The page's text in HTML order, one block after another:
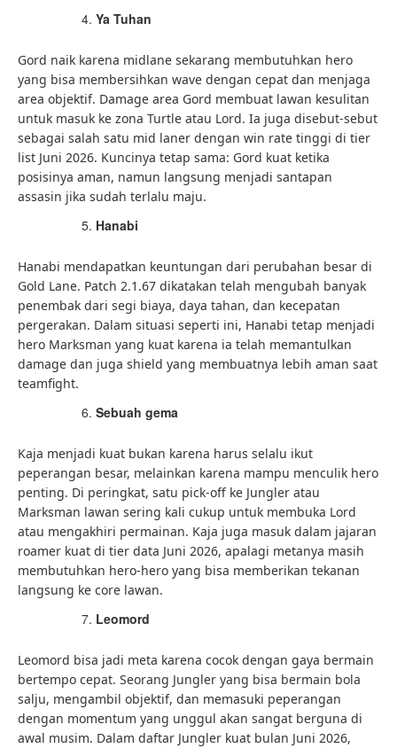
Ya Tuhan
Gord naik karena midlane sekarang membutuhkan hero
yang bisa membersihkan wave dengan cepat dan menjaga
area objektif. Damage area Gord membuat lawan kesulitan
untuk masuk ke zona Turtle atau Lord. Ia juga disebut-sebut
sebagai salah satu mid laner dengan win rate tinggi di tier
list Juni 2026. Kuncinya tetap sama: Gord kuat ketika
posisinya aman, namun langsung menjadi santapan
assasin jika sudah terlalu maju.
Hanabi
Hanabi mendapatkan keuntungan dari perubahan besar di
Gold Lane. Patch 2.1.67 dikatakan telah mengubah banyak
penembak dari segi biaya, daya tahan, dan kecepatan
pergerakan. Dalam situasi seperti ini, Hanabi tetap menjadi
hero Marksman yang kuat karena ia telah memantulkan
damage dan juga shield yang membuatnya lebih aman saat
teamfight.
Sebuah gema
Kaja menjadi kuat bukan karena harus selalu ikut
peperangan besar, melainkan karena mampu menculik hero
penting. Di peringkat, satu pick-off ke Jungler atau
Marksman lawan sering kali cukup untuk membuka Lord
atau mengakhiri permainan. Kaja juga masuk dalam jajaran
roamer kuat di tier data Juni 2026, apalagi metanya masih
membutuhkan hero-hero yang bisa memberikan tekanan
langsung ke core lawan.
Leomord
Leomord bisa jadi meta karena cocok dengan gaya bermain
bertempo cepat. Seorang Jungler yang bisa bermain bola
salju, mengambil objektif, dan memasuki peperangan
dengan momentum yang unggul akan sangat berguna di
awal musim. Dalam daftar Jungler kuat bulan Juni 2026,